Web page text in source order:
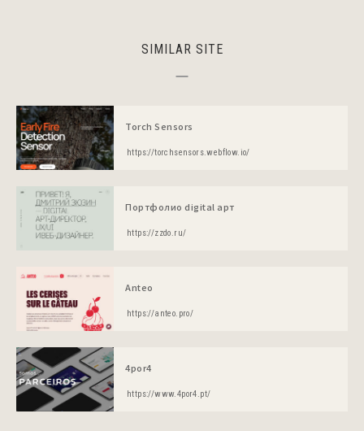
SIMILAR SITE
Torch Sensors
https://torchsensors.webflow.io/
Портфолио digital арт
https://zzdo.ru/
Anteo
https://anteo.pro/
4por4
https://www.4por4.pt/